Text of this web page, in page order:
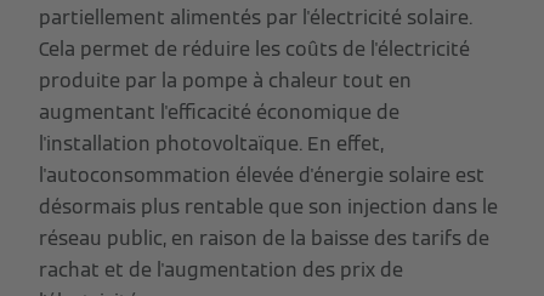
partiellement alimentés par l'électricité solaire.
Cela permet de réduire les coûts de l'électricité
produite par la pompe à chaleur tout en
augmentant l'efficacité économique de
l'installation photovoltaïque. En effet,
l'autoconsommation élevée d'énergie solaire est
désormais plus rentable que son injection dans le
réseau public, en raison de la baisse des tarifs de
rachat et de l'augmentation des prix de